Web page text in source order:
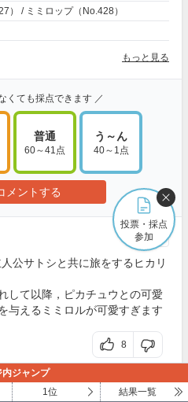
） / ミミロップ（No.428）
もっと見る
くても採点できます ／
普通
60～41点
う～ん
40～1点
メントする
公サトシと共に旅をするヒカリ
して以降，ピカチュウとの可愛
与えるミミロルが可愛すぎます
8
報告
報告
投票・採点
参加
内ジャンプ
1位 結果一覧